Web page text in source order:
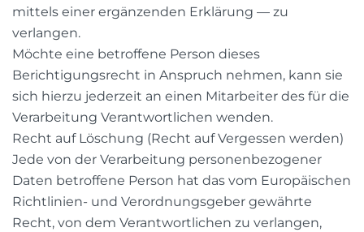
mittels einer ergänzenden Erklärung — zu
verlangen.
Möchte eine betroffene Person dieses
Berichtigungsrecht in Anspruch nehmen, kann sie
sich hierzu jederzeit an einen Mitarbeiter des für die
Verarbeitung Verantwortlichen wenden.
Recht auf Löschung (Recht auf Vergessen werden)
Jede von der Verarbeitung personenbezogener
Daten betroffene Person hat das vom Europäischen
Richtlinien- und Verordnungsgeber gewährte
Recht, von dem Verantwortlichen zu verlangen,